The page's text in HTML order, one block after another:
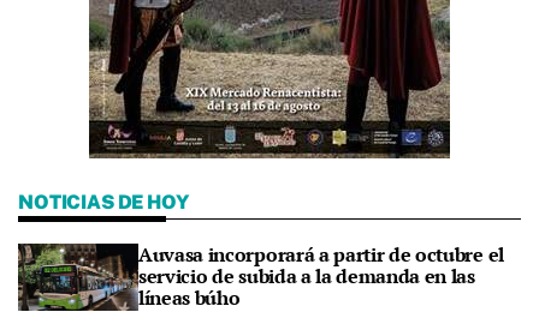
NOTICIAS DE HOY
Auvasa incorporará a partir de octubre el
servicio de subida a la demanda en las
líneas búho